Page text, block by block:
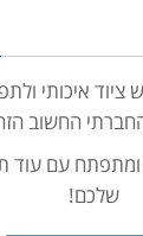
ציוד איכותי
החשוב
ומתפתח עם עוד
שלכם!